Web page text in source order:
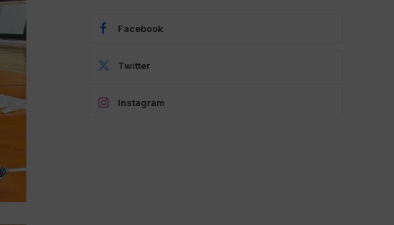
Facebook
Twitter
Instagram